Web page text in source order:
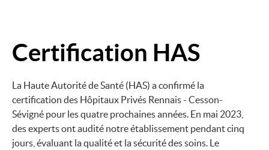
Image
Certification HAS
La Haute Autorité de Santé (HAS) a confirmé la
certification des Hôpitaux Privés Rennais - Cesson-
Sévigné pour les quatre prochaines années. En mai 2023,
des experts ont audité notre établissement pendant cinq
jours, évaluant la qualité et la sécurité des soins. Le